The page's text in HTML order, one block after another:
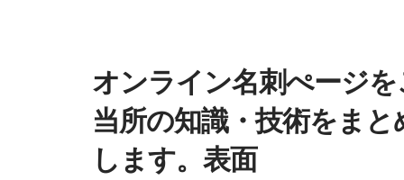
オンライン名刺ぺージ
当所の知識・技術をま
します。表面